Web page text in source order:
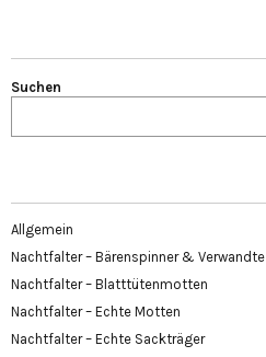
Suchen
Allgemein
Nachtfalter – Bärenspinner & Verwandte
Nachtfalter – Blatttütenmotten
Nachtfalter – Echte Motten
Nachtfalter – Echte Sackträger